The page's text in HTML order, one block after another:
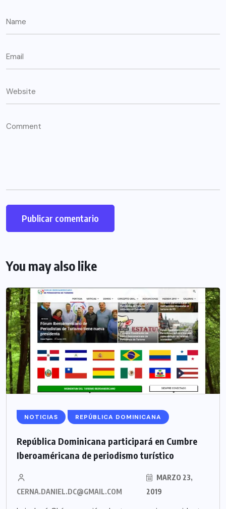
You may also like
NOTICIAS REPÚBLICA DOMINICANA
República Dominicana participará en Cumbre
Iberoaméricana de periodismo turístico
CERNA.DANIEL.DC@GMAIL.COM
MARZO 23,
2019